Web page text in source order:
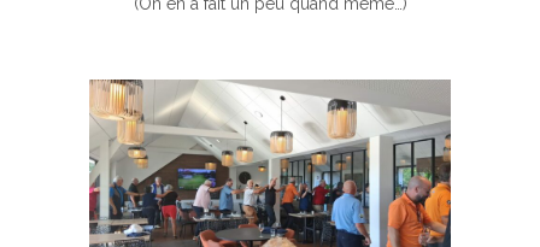
(On en a fait un peu quand même…)